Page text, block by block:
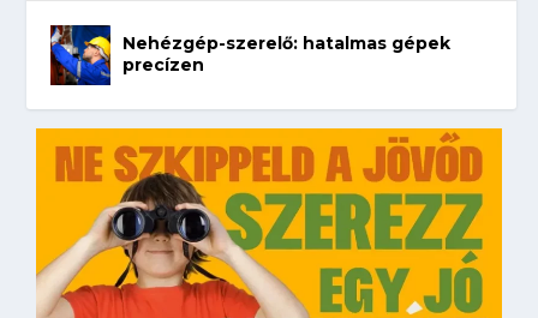
Nehézgép-szerelő: hatalmas gépek
precízen